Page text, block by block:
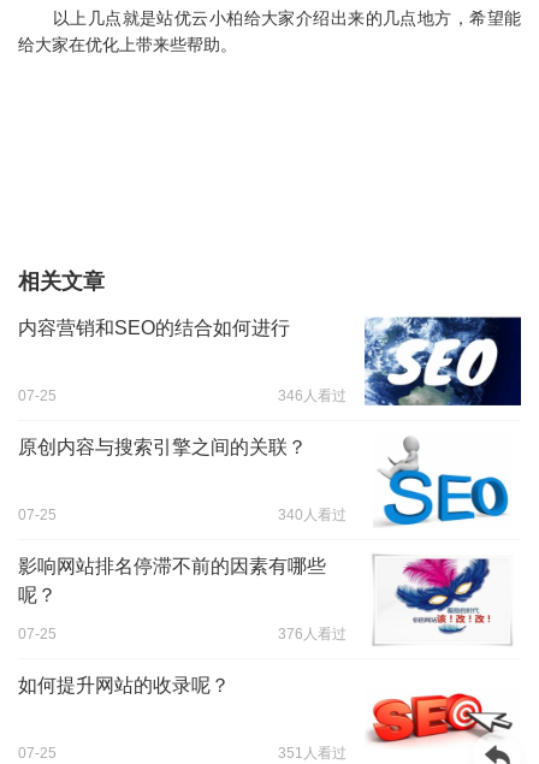
以上几点就是站优云小柏给大家介绍出来的几点地方，希望能
给大家在优化上带来些帮助。
相关文章
内容营销和SEO的结合如何进行
07-25 346人看过
原创内容与搜索引擎之间的关联？
07-25 340人看过
影响网站排名停滞不前的因素有哪些
呢？
07-25 376人看过
如何提升网站的收录呢？
07-25 351人看过